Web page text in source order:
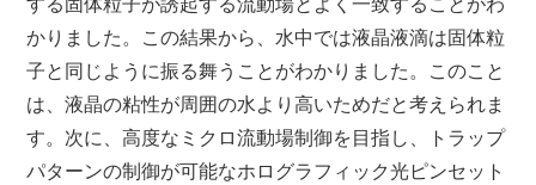
かりました。この結果から、水中では液晶液滴は固体粒
子と同じように振る舞うことがわかりました。このこと
は、液晶の粘性が周囲の水より高いためだと考えられま
す。次に、高度なミクロ流動場制御を目指し、トラップ
パターンの制御が可能なホログラフィック光ピンセット